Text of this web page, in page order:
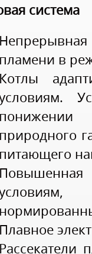
система
пламени в
Котлы
природного
питающего
Плавное
Рассекатели